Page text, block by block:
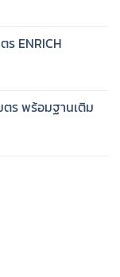
ร ENRICH
ตร พร้อมฐานเติม